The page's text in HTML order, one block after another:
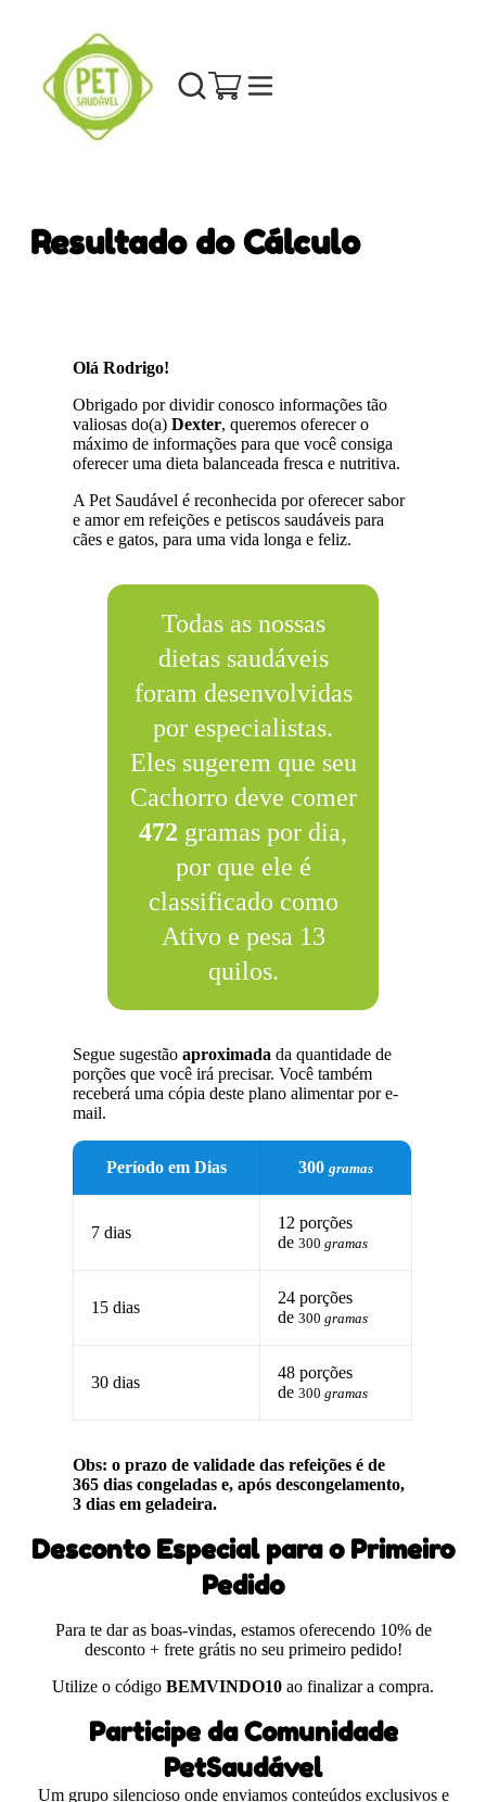
Resultado do Cálculo
Olá Rodrigo!
Obrigado por dividir conosco informações tão
valiosas do(a)Dexter, queremos oferecer o
máximo de informações para que você consiga
oferecer uma dieta balanceada fresca e nutritiva.
A Pet Saudável é reconhecida por oferecer sabor
e amor em refeições e petiscos saudáveis para
cães e gatos, para uma vida longa e feliz.
Todas as nossas
dietas saudáveis
foram desenvolvidas
por especialistas.
Eles sugerem que seu
Cachorro deve comer
472 gramas por dia,
por que ele é
classificado como
Ativo e pesa 13
quilos.
Segue sugestãoaproximada da quantidade de
porções que você irá precisar. Você também
receberá uma cópia deste plano alimentar por e-
mail.
Período em Dias 300gramas
7 dias
12 porções
de300gramas
15 dias
24 porções
de300gramas
30 dias
48 porções
de300gramas
Obs: o prazo de validade das refeições é de
365 dias congeladas e, após descongelamento,
3 dias em geladeira.
Desconto Especial para o Primeiro
Pedido
Para te dar as boas-vindas, estamos oferecendo 10% de
desconto + frete grátis no seu primeiro pedido!
Utilize o código BEMVINDO10 ao finalizar a compra.
Participe da Comunidade
PetSaudável
Um grupo silencioso onde enviamos conteúdos exclusivos e